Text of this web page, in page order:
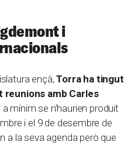
i
ençà,Torra ha tingut
reunions amb Carles
mínim se n’haurien produït
i el 9 de desembre de
a la seva agenda però que